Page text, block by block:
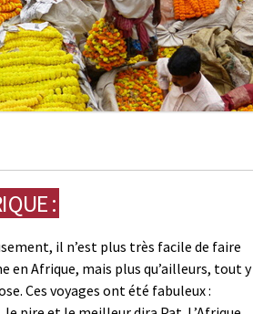
:
il n’est plus très facile de faire
en Afrique, mais plus qu’ailleurs, tout y
Ces voyages ont été fabuleux :